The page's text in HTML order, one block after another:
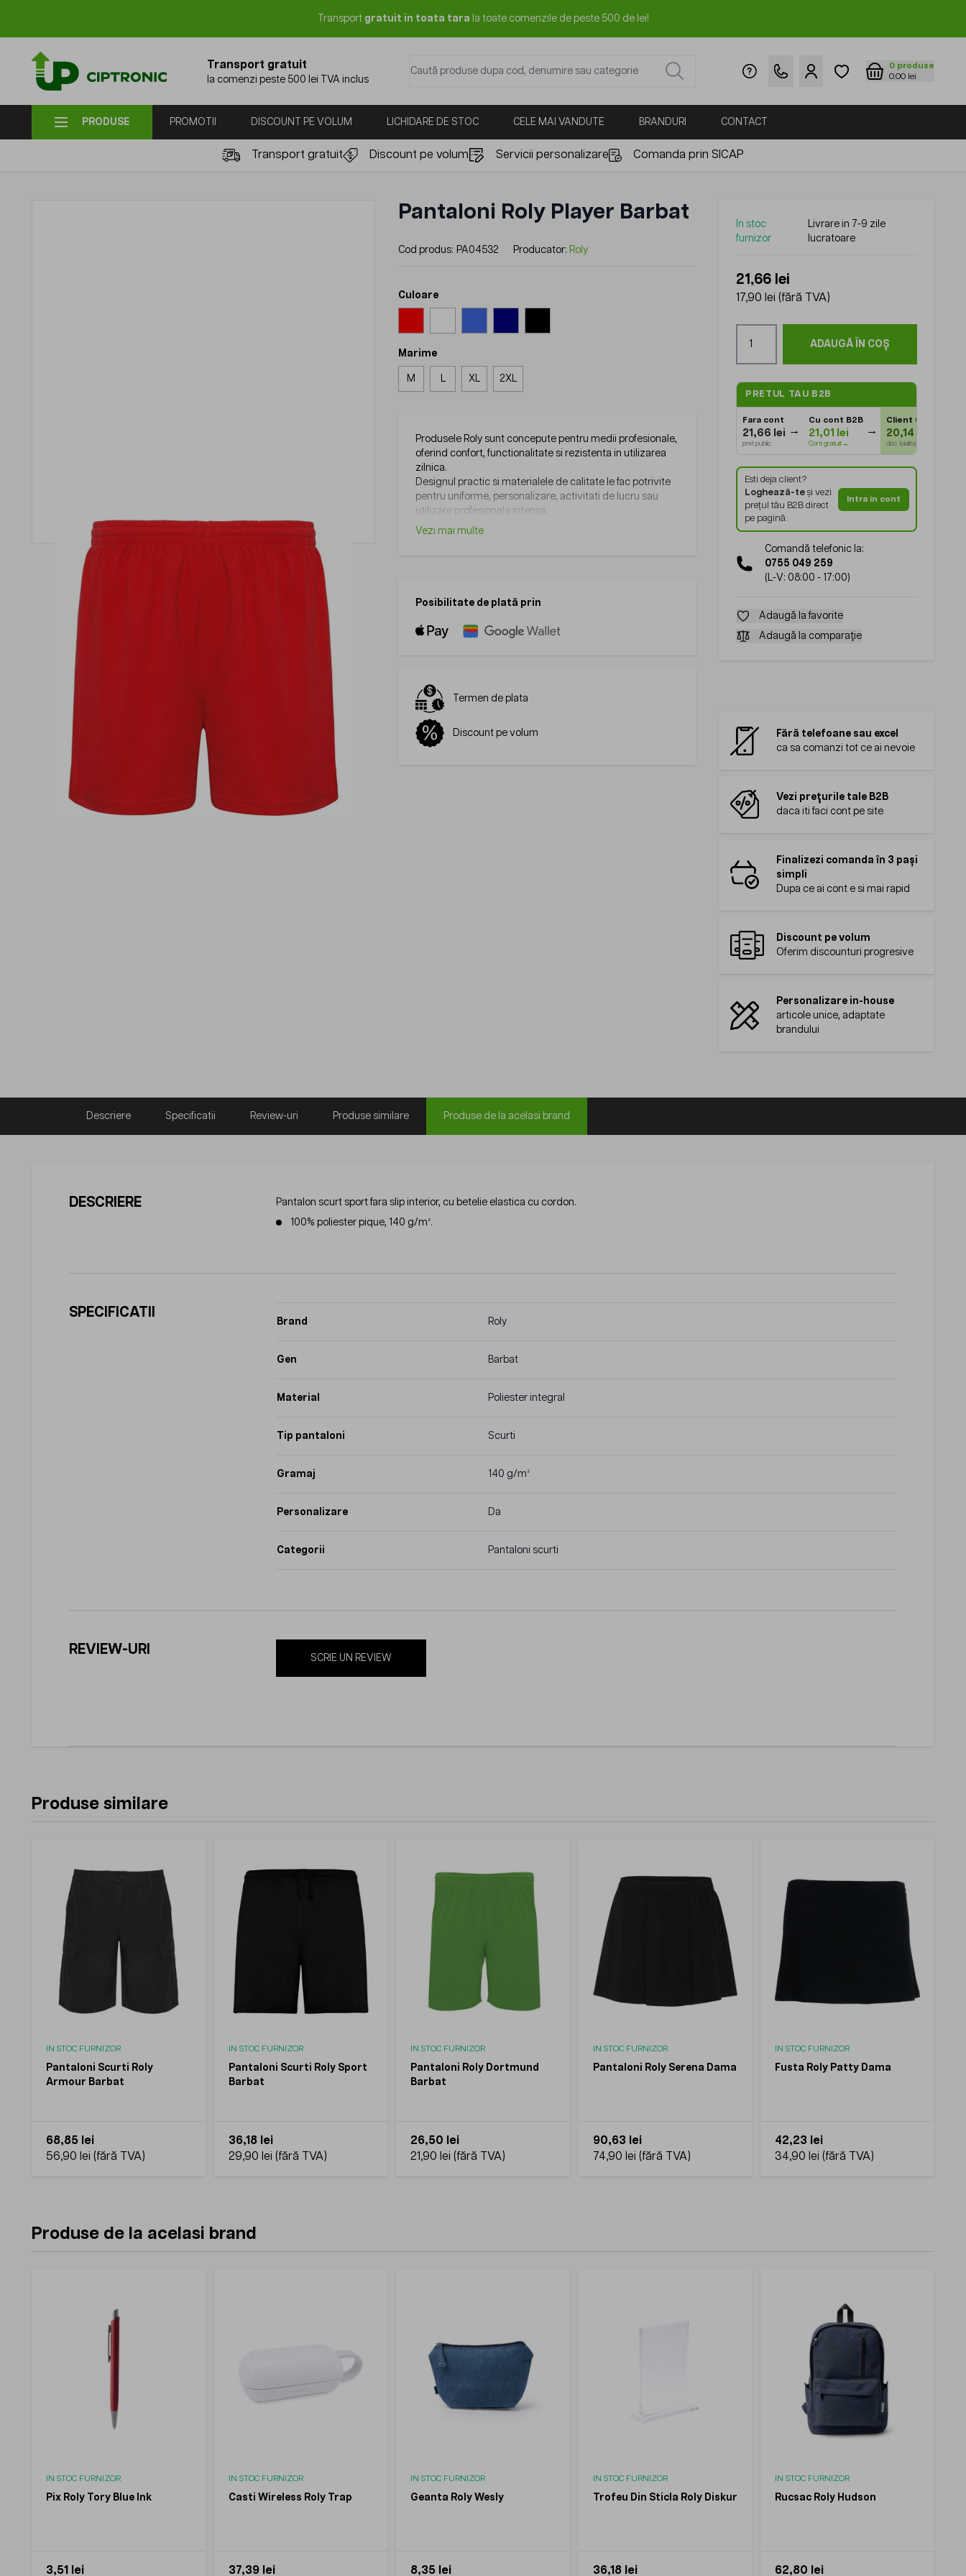
Transport gratuit in toata tara la toate comenzile de peste 500 de lei!
Transport gratuit
la comenzi peste 500 lei TVA inclus
0 produse
0.00 lei
PRODUSE PROMOTII DISCOUNT PE VOLUM LICHIDARE DE STOC CELE MAI VANDUTE BRANDURI CONTACT
Transport gratuit Discount pe volum Servicii personalizare Comanda prin SICAP
Pantaloni Roly Player Barbat
Cod produs: PA04532 Producator: Roly
Culoare
Marime
M L XL 2XL
Produsele Roly sunt concepute pentru medii profesionale,
oferind confort, functionalitate si rezistenta in utilizarea
zilnica.
Designul practic si materialele de calitate le fac potrivite
pentru uniforme, personalizare, activitati de lucru sau
utilizare profesionala intensa.
Vezi mai multe
In stoc
furnizor
Livrare in 7-9 zile
lucratoare
21,66 lei
17,90 lei (fără TVA)
ADAUGĂ ÎN COȘ
PRETUL TAU B2B
Fara cont
21,66 lei
pret public
Cu cont B2B
21,01 lei
Cont gratuit→
Client Gold
20,14 lei
disc. loialitate
Esti deja client?
Loghează-teși vezi
prețul tău B2B direct
pe pagină.
Intra in cont
Comandă telefonic la:
0755 049 259
(L-V: 08:00 - 17:00)
Adaugă la favorite
Adaugă la comparație
Fără telefoane sau excel
ca sa comanzi tot ce ai nevoie
Vezi prețurile tale B2B
daca iti faci cont pe site
Finalizezi comanda în 3 pași
simpli
Dupa ce ai cont e si mai rapid
Discount pe volum
Oferim discounturi progresive
Personalizare in-house
articole unice, adaptate
brandului
Posibilitate de plată prin
Termen de plata
Discount pe volum
Descriere Specificatii Review-uri Produse similare Produse de la acelasi brand
DESCRIERE
Pantalon scurt sport fara slip interior, cu betelie elastica cu cordon.
100% poliester pique, 140 g/m².
SPECIFICATII
Brand Roly
Gen Barbat
Material Poliester integral
Tip pantaloni Scurti
Gramaj 140 g/m²
Personalizare Da
Categorii Pantaloni scurti
REVIEW-URI
SCRIE UN REVIEW
Produse similare
IN STOC FURNIZOR
Pantaloni Scurti Roly
Armour Barbat
68,85 lei
56,90 lei
IN STOC FURNIZOR
Pantaloni Scurti Roly Sport
Barbat
36,18 lei
29,90 lei
IN STOC FURNIZOR
Pantaloni Roly Dortmund
Barbat
26,50 lei
21,90 lei
IN STOC FURNIZOR
Pantaloni Roly Serena Dama
90,63 lei
74,90 lei
IN STOC FURNIZOR
Fusta Roly Patty Dama
42,23 lei
34,90 lei
Produse de la acelasi brand
IN STOC FURNIZOR
Pix Roly Tory Blue Ink
3,51 lei
IN STOC FURNIZOR
Casti Wireless Roly Trap
37,39 lei
IN STOC FURNIZOR
Geanta Roly Wesly
8,35 lei
IN STOC FURNIZOR
Trofeu Din Sticla Roly Diskur
36,18 lei
IN STOC FURNIZOR
Rucsac Roly Hudson
62,80 lei